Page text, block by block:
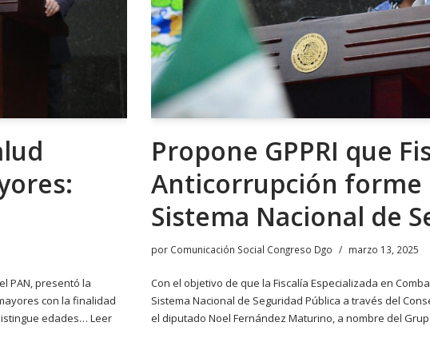
PAN, presentó la
con la finalidad
edades… Leer
Propone GPPRI que
Anticorrupción forme
Sistema Nacional de
por Comunicación Social Congreso Dgo marzo 13, 2025
Con el objetivo de que la Fiscalía Especializada en
Sistema Nacional de Seguridad Pública a través del
el diputado Noel Fernández Maturino, a nombre del